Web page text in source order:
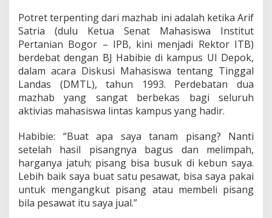
Potret terpenting dari mazhab ini adalah ketika Arif
Satria (dulu Ketua Senat Mahasiswa Institut
Pertanian Bogor – IPB, kini menjadi Rektor ITB)
berdebat dengan BJ Habibie di kampus UI Depok,
dalam acara Diskusi Mahasiswa tentang Tinggal
Landas (DMTL), tahun 1993. Perdebatan dua
mazhab yang sangat berbekas bagi seluruh
aktivias mahasiswa lintas kampus yang hadir.
Habibie: “Buat apa saya tanam pisang? Nanti
setelah hasil pisangnya bagus dan melimpah,
harganya jatuh; pisang bisa busuk di kebun saya.
Lebih baik saya buat satu pesawat, bisa saya pakai
untuk mengangkut pisang atau membeli pisang
bila pesawat itu saya jual.”